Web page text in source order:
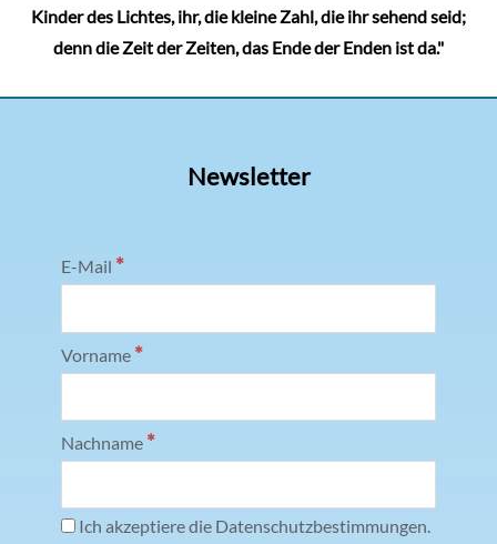
Kinder des Lichtes, ihr, die kleine Zahl, die ihr sehend seid;
denn die Zeit der Zeiten, das Ende der Enden ist da."
Newsletter
E-Mail *
Vorname *
Nachname *
Ich akzeptiere die Datenschutzbestimmungen.